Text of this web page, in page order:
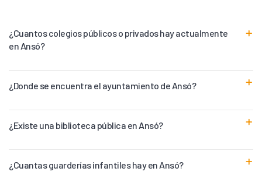
¿Cuantos colegios públicos o privados hay actualmente
en Ansó?
¿Donde se encuentra el ayuntamiento de Ansó?
¿Existe una biblioteca pública en Ansó?
¿Cuantas guarderías infantiles hay en Ansó?